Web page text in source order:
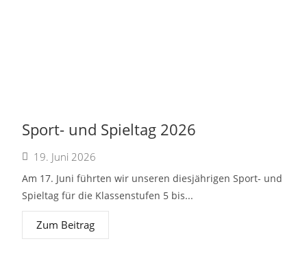
Sport- und Spieltag 2026
19. Juni 2026
Am 17. Juni führten wir unseren diesjährigen Sport- und
Spieltag für die Klassenstufen 5 bis...
Zum Beitrag